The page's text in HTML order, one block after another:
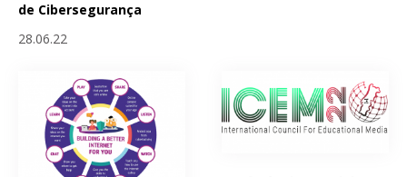
de Cibersegurança
28.06.22